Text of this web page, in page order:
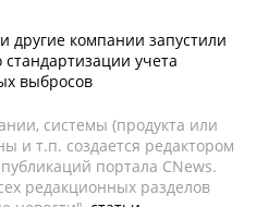
другие компании запустили
стандартизации учета
выбросов
системы (продукта или
и т.п. создается редактором
портала CNews.
редакционных разделов